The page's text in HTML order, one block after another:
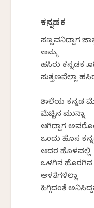
ಕನ್ನಡಕ
ಸಣ್ಣವನಿದ್ದಾಗ
ಅಮ್ಮ
ಹಸಿರು ಕನ್ನಡಕ
ಸುತ್ತಣವೆಲ್ಲಾ
ಶಾಲೆಯ ಕನ್ನಡ
ಮೆಚ್ಚಿನ ಮುನ್ನಾ
ಆಗಿದ್ದಾಗ
ಒಂದು ಹೊಸ
ಅದರ ಹೊಳಪಲ್ಲಿ
ಒಳಗಿನ ಹೊರಗಿನ
ಅಳತೆಗಳೆಲ್ಲಾ
ಹಿಗ್ಗಿದಂತೆ